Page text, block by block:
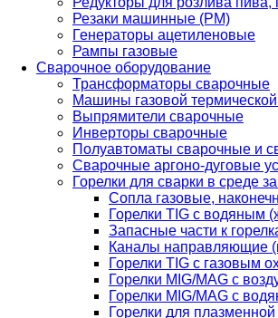
Резаки машинные (РМ)
Генераторы ацетиленовые
Рампы газовые
Сварочное оборудование
Трансформаторы сварочные
Машины газовой термической
Выпрямители сварочные
Инверторы сварочные
Полуавтоматы сварочные и
Сварочные аргоно-дуговые
Горелки для сварки в среде
Сопла газовые,
Горелки TIG с водяным
Запасные части к
Каналы направляющие
Горелки TIG с газовым
Горелки MIG/MAG с
Горелки MIG/MAG с
Горелки для плазменной